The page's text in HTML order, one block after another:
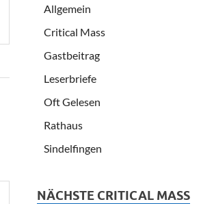
Allgemein
Critical Mass
Gastbeitrag
Leserbriefe
Oft Gelesen
Rathaus
Sindelfingen
NÄCHSTE CRITICAL MASS